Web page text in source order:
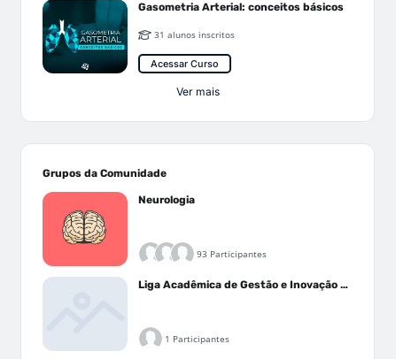
Gasometria Arterial: conceitos básicos
31 alunos inscritos
Acessar Curso
Ver mais
Grupos da Comunidade
Neurologia
93 Participantes
Liga Acadêmica de Gestão e Inovação Médica - LAGIM
1 Participantes